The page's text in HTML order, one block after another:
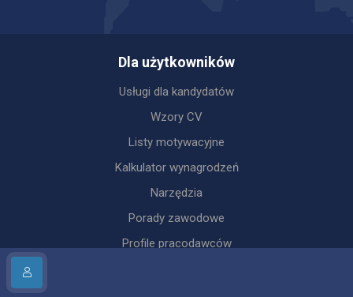
Dla użytkowników
Usługi dla kandydatów
Wzory CV
Listy motywacyjne
Kalkulator wynagrodzeń
Narzędzia
Porady zawodowe
Profile pracodawców